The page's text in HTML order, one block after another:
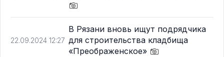
22.09.2024 12:27
В Рязани вновь ищут подрядчика
для строительства кладбища
«Преображенское»